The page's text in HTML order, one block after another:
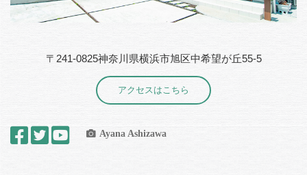
〒241-0825神奈川県横浜市旭区中希望が丘55-5
アクセスはこちら
Ayana Ashizawa